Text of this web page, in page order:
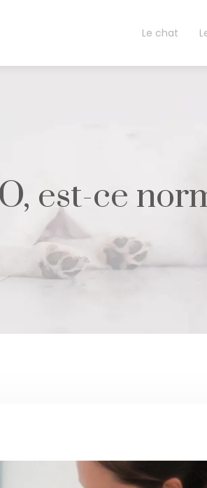
Le chat
est-ce